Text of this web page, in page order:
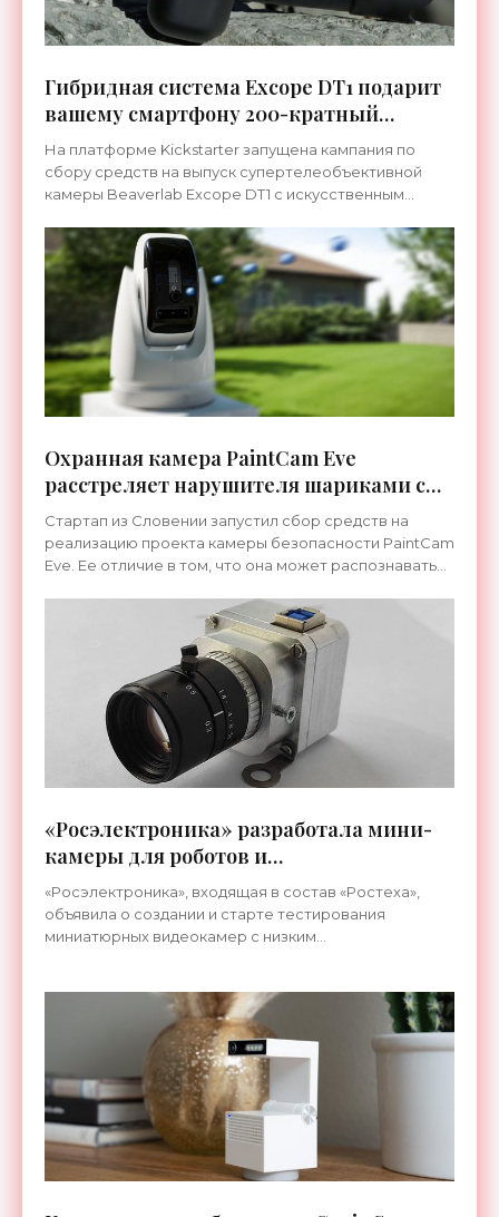
Гибридная система Excope DT1 подарит
вашему смартфону 200-кратный
суперзум - «Гаджеты»
На платформе Kickstarter запущена кампания по
сбору средств на выпуск супертелеобъективной
камеры Beaverlab Excope DT1 с искусственным
200-кратный
Охранная камера PaintCam Eve
расстреляет нарушителя шариками с
краской — или слезоточивым газом -
«Гаджеты»
Стартап из Словении запустил сбор средств на
реализацию проекта камеры безопасности PaintCam
Eve. Ее отличие в том, что она может распознавать
«Росэлектроника» разработала мини-
камеры для роботов и
промышленности - «Технологии»
«Росэлектроника», входящая в состав «Ростеха»,
объявила о создании и старте тестирования
миниатюрных видеокамер с низким